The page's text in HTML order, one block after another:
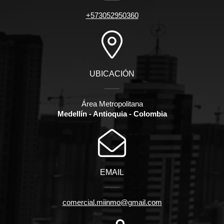
+573052950360
UBICACIÓN
Área Metropolitana
Medellín - Antioquia - Colombia
EMAIL
comercial.miinmo@gmail.com